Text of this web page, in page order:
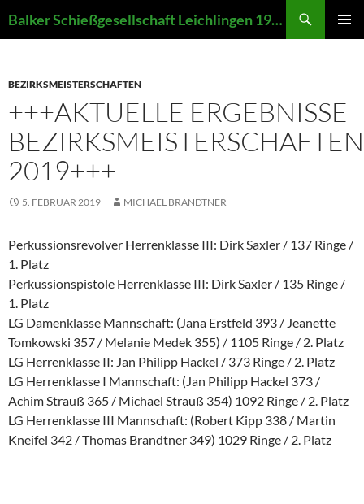
Inhalt
Balker Schießgesellschaft Leichlingen 1907 e.V.
BEZIRKSMEISTERSCHAFTEN
+++AKTUELLE ERGEBNISSE
BEZIRKSMEISTERSCHAFTEN
2019+++
5. FEBRUAR 2019 MICHAEL BRANDTNER
Perkussionsrevolver Herrenklasse III: Dirk Saxler / 137 Ringe /
1. Platz
Perkussionspistole Herrenklasse III: Dirk Saxler / 135 Ringe /
1. Platz
LG Damenklasse Mannschaft: (Jana Erstfeld 393 / Jeanette
Tomkowski 357 / Melanie Medek 355) / 1105 Ringe / 2. Platz
LG Herrenklasse II: Jan Philipp Hackel / 373 Ringe / 2. Platz
LG Herrenklasse I Mannschaft: (Jan Philipp Hackel 373 /
Achim Strauß 365 / Michael Strauß 354) 1092 Ringe / 2. Platz
LG Herrenklasse III Mannschaft: (Robert Kipp 338 / Martin
Kneifel 342 / Thomas Brandtner 349) 1029 Ringe / 2. Platz